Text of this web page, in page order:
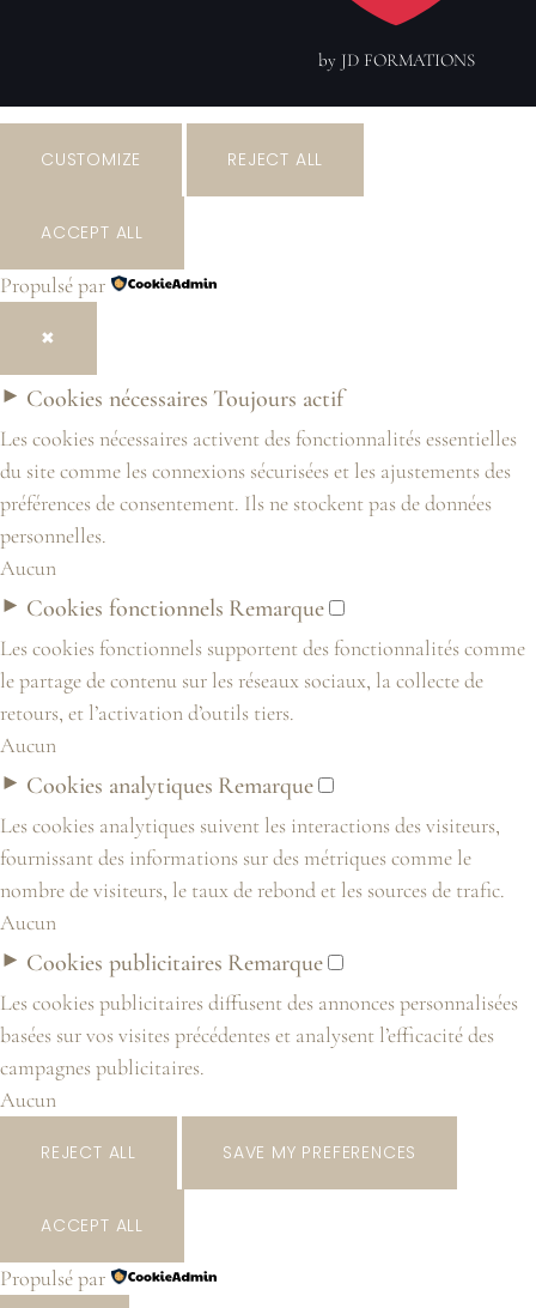
by JD FORMATIONS
CUSTOMIZE REJECT ALL
ACCEPT ALL
Propulsé par
✖
► Cookies nécessaires Toujours actif
Les cookies nécessaires activent des fonctionnalités essentielles
du site comme les connexions sécurisées et les ajustements des
préférences de consentement. Ils ne stockent pas de données
personnelles.
Aucun
► Cookies fonctionnels Remarque
Les cookies fonctionnels supportent des fonctionnalités comme
le partage de contenu sur les réseaux sociaux, la collecte de
retours, et l’activation d’outils tiers.
Aucun
► Cookies analytiques Remarque
Les cookies analytiques suivent les interactions des visiteurs,
fournissant des informations sur des métriques comme le
nombre de visiteurs, le taux de rebond et les sources de trafic.
Aucun
► Cookies publicitaires Remarque
Les cookies publicitaires diffusent des annonces personnalisées
basées sur vos visites précédentes et analysent l’efficacité des
campagnes publicitaires.
Aucun
REJECT ALL SAVE MY PREFERENCES
ACCEPT ALL
Propulsé par